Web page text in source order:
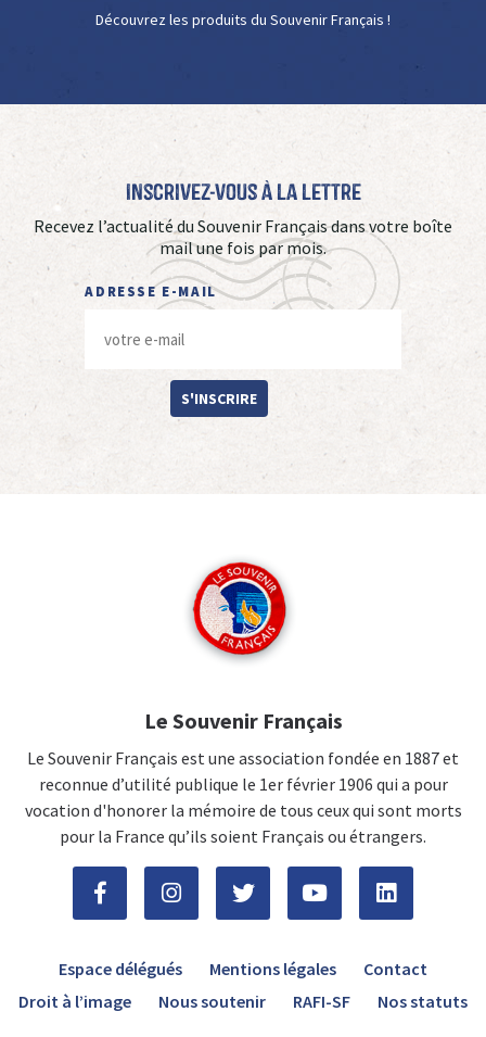
Découvrez les produits du Souvenir Français !
Inscrivez-vous à La Lettre
Recevez l’actualité du Souvenir Français dans votre boîte
mail une fois par mois.
ADRESSE E-MAIL
S'INSCRIRE
Le Souvenir Français
Le Souvenir Français est une association fondée en 1887 et
reconnue d’utilité publique le 1er février 1906 qui a pour
vocation d'honorer la mémoire de tous ceux qui sont morts
pour la France qu’ils soient Français ou étrangers.
Espace délégués Mentions légales
Contact
Droit à l’image
Nous soutenir RAFI-SF Nos statuts